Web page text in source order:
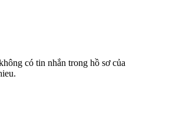
có tin nhắn trong hồ sơ của